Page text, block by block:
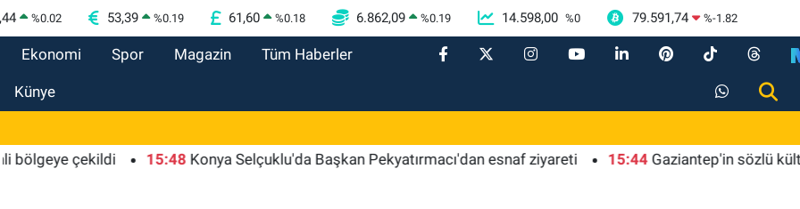
%0.02 53,39 %0.19 61,60 %0.18 6.862,09 %0.19 14.598,00 %0 79.591,74 %-1.82
Ekonomi Spor Magazin Tüm Haberler
Künye
çekildi 15:48 Konya Selçuklu'da Başkan Pekyatırmacı'dan esnaf ziyareti 15:44 Gaziantep'in sözlü kültürüne